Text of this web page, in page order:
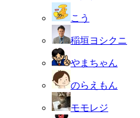
こう
稲垣ヨシクニ
やまちゃん
のらえもん
モモレジ